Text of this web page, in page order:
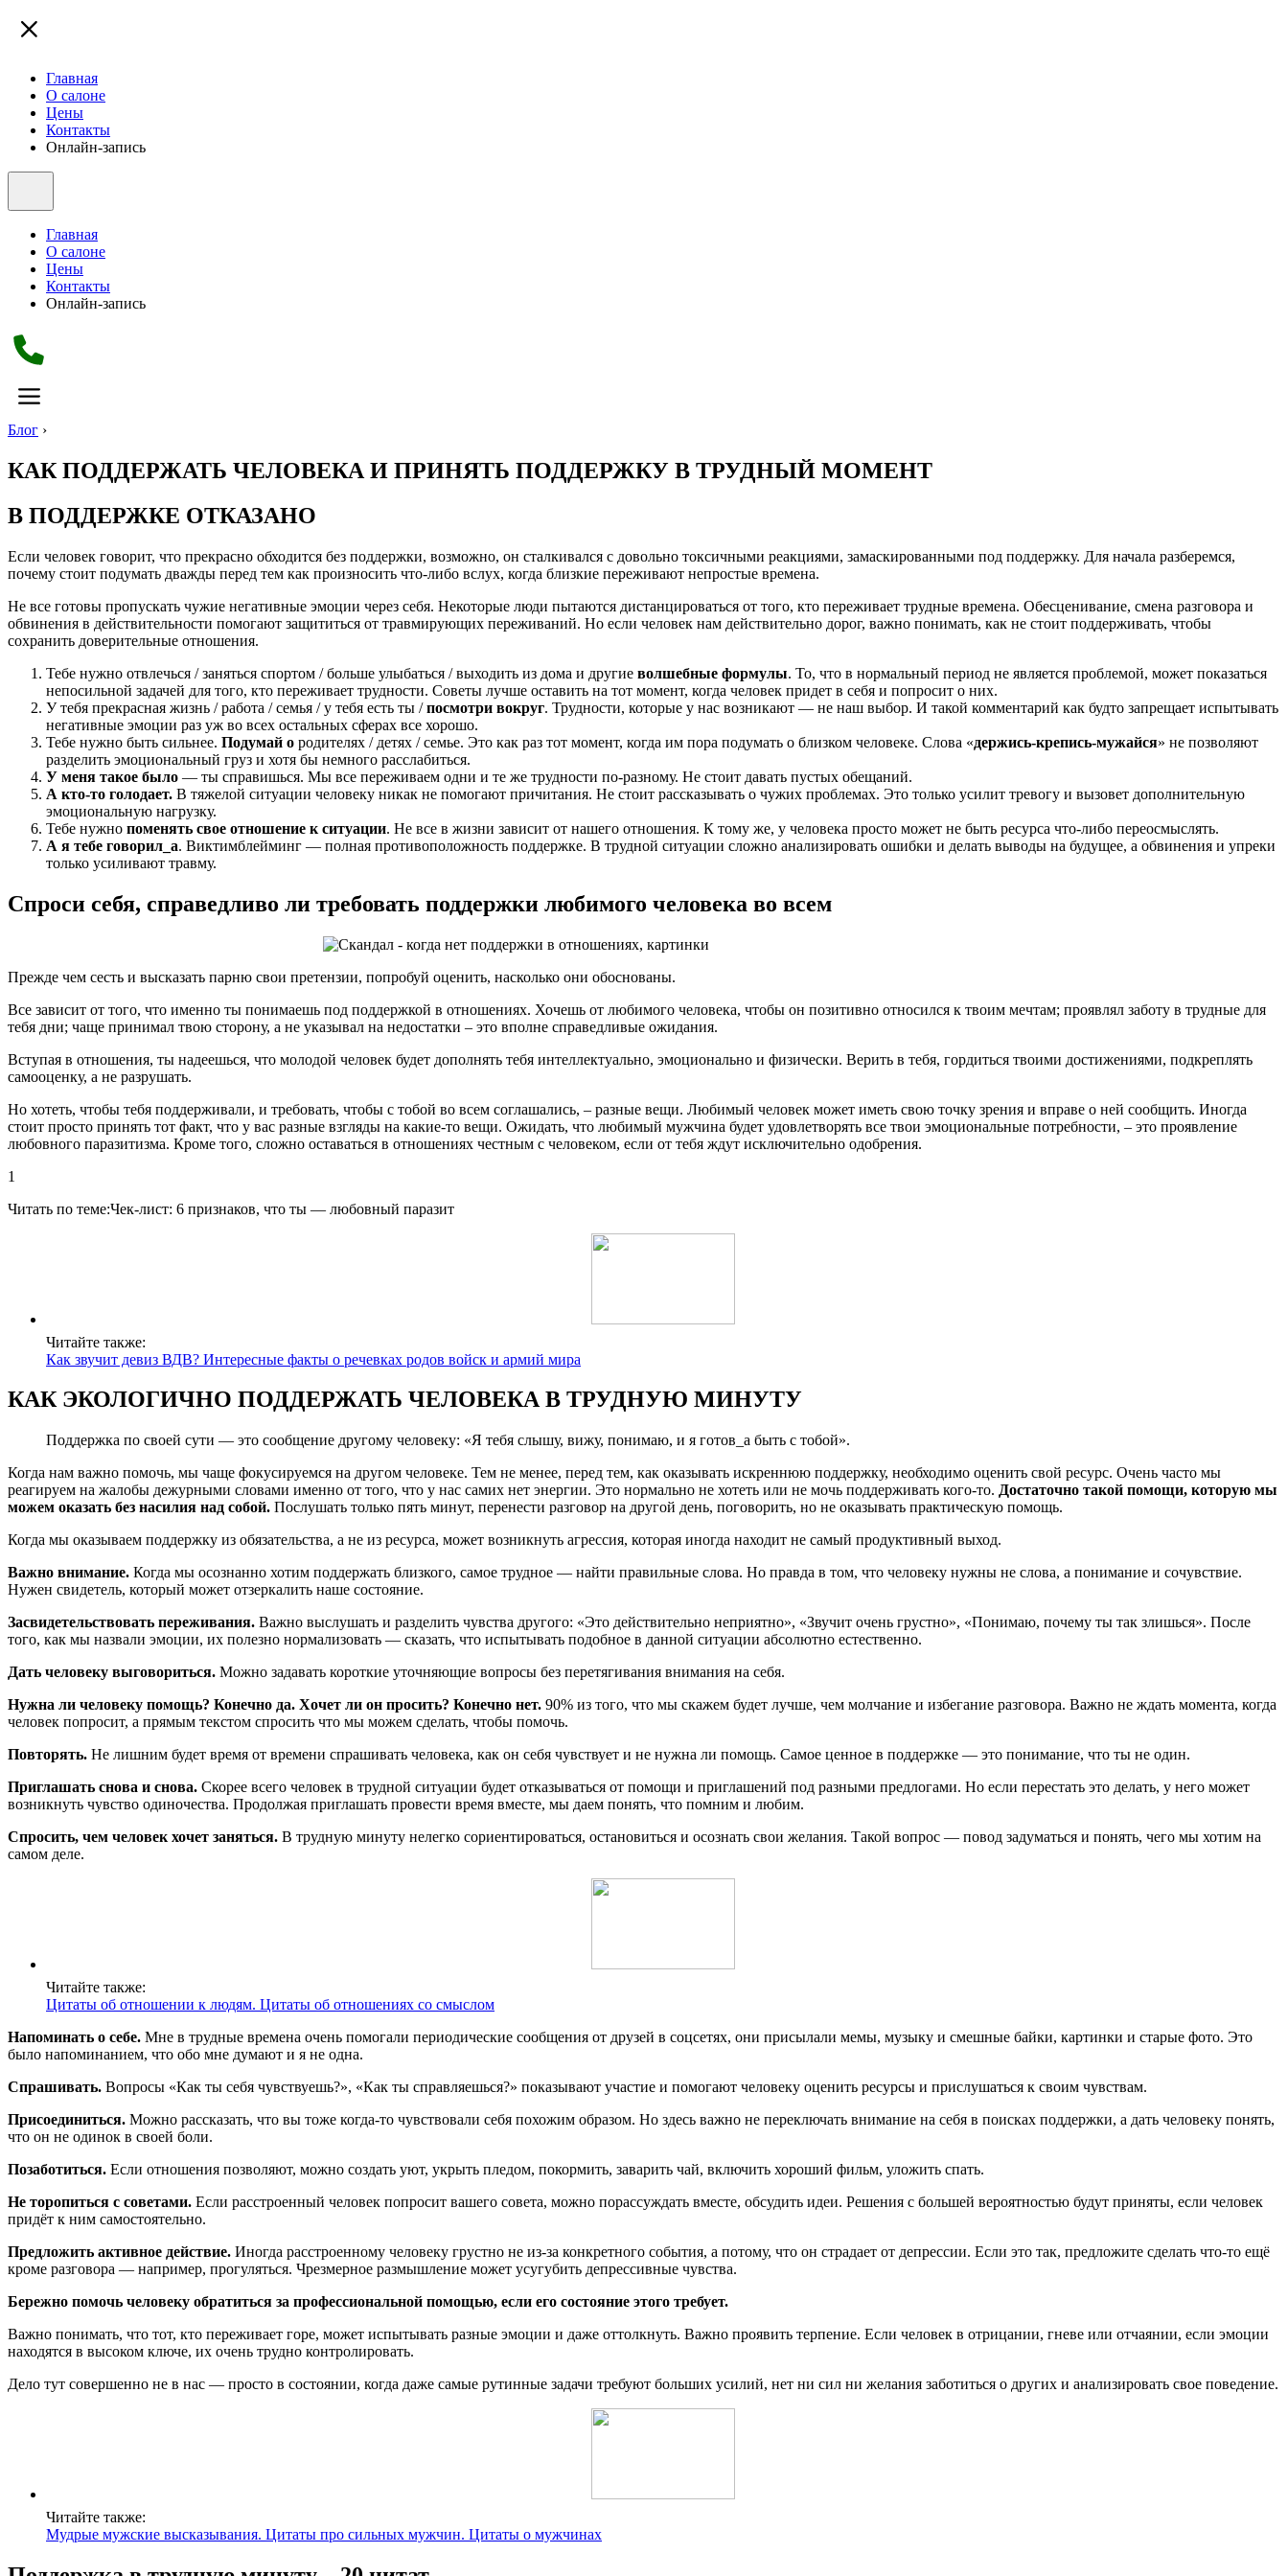
Главная
О салоне
Цены
Контакты
Онлайн-запись
Главная
О салоне
Цены
Контакты
Онлайн-запись
Блог ›
КАК ПОДДЕРЖАТЬ ЧЕЛОВЕКА И ПРИНЯТЬ ПОДДЕРЖКУ В ТРУДНЫЙ МОМЕНТ
В ПОДДЕРЖКЕ ОТКАЗАНО
Если человек говорит, что прекрасно обходится без поддержки, возможно, он сталкивался с довольно токсичными реакциями, замаскированными под поддержку. Для начала разберемся,
почему стоит подумать дважды перед тем как произносить что-либо вслух, когда близкие переживают непростые времена.
Не все готовы пропускать чужие негативные эмоции через себя. Некоторые люди пытаются дистанцироваться от того, кто переживает трудные времена. Обесценивание, смена разговора и
обвинения в действительности помогают защититься от травмирующих переживаний. Но если человек нам действительно дорог, важно понимать, как не стоит поддерживать, чтобы
сохранить доверительные отношения.
Тебе нужно отвлечься / заняться спортом / больше улыбаться / выходить из дома и другие волшебные формулы. То, что в нормальный период не является проблемой, может показаться
непосильной задачей для того, кто переживает трудности. Советы лучше оставить на тот момент, когда человек придет в себя и попросит о них.
У тебя прекрасная жизнь / работа / семья / у тебя есть ты /посмотри вокруг. Трудности, которые у нас возникают — не наш выбор. И такой комментарий как будто запрещает испытывать
негативные эмоции раз уж во всех остальных сферах все хорошо.
Тебе нужно быть сильнее. Подумай о родителях / детях / семье. Это как раз тот момент, когда им пора подумать о близком человеке. Слова «держись-крепись-мужайся» не позволяют
разделить эмоциональный груз и хотя бы немного расслабиться.
У меня такое было — ты справишься. Мы все переживаем одни и те же трудности по-разному. Не стоит давать пустых обещаний.
А кто-то голодает. В тяжелой ситуации человеку никак не помогают причитания. Не стоит рассказывать о чужих проблемах. Это только усилит тревогу и вызовет дополнительную
эмоциональную нагрузку.
Тебе нужно поменять свое отношение к ситуации. Не все в жизни зависит от нашего отношения. К тому же, у человека просто может не быть ресурса что-либо переосмыслять.
А я тебе говорил_а. Виктимблейминг — полная противоположность поддержке. В трудной ситуации сложно анализировать ошибки и делать выводы на будущее, а обвинения и упреки
только усиливают травму.
Спроси себя, справедливо ли требовать поддержки любимого человека во всем
Прежде чем сесть и высказать парню свои претензии, попробуй оценить, насколько они обоснованы.
Все зависит от того, что именно ты понимаешь под поддержкой в отношениях. Хочешь от любимого человека, чтобы он позитивно относился к твоим мечтам; проявлял заботу в трудные для
тебя дни; чаще принимал твою сторону, а не указывал на недостатки – это вполне справедливые ожидания.
Вступая в отношения, ты надеешься, что молодой человек будет дополнять тебя интеллектуально, эмоционально и физически. Верить в тебя, гордиться твоими достижениями, подкреплять
самооценку, а не разрушать.
Но хотеть, чтобы тебя поддерживали, и требовать, чтобы с тобой во всем соглашались, – разные вещи. Любимый человек может иметь свою точку зрения и вправе о ней сообщить. Иногда
стоит просто принять тот факт, что у вас разные взгляды на какие-то вещи. Ожидать, что любимый мужчина будет удовлетворять все твои эмоциональные потребности, – это проявление
любовного паразитизма. Кроме того, сложно оставаться в отношениях честным с человеком, если от тебя ждут исключительно одобрения.
1
Читать по теме:Чек-лист: 6 признаков, что ты — любовный паразит
Читайте также:
Как звучит девиз ВДВ? Интересные факты о речевках родов войск и армий мира
КАК ЭКОЛОГИЧНО ПОДДЕРЖАТЬ ЧЕЛОВЕКА В ТРУДНУЮ МИНУТУ
Поддержка по своей сути — это сообщение другому человеку: «Я тебя слышу, вижу, понимаю, и я готов_а быть с тобой».
Когда нам важно помочь, мы чаще фокусируемся на другом человеке. Тем не менее, перед тем, как оказывать искреннюю поддержку, необходимо оценить свой ресурс. Очень часто мы
реагируем на жалобы дежурными словами именно от того, что у нас самих нет энергии. Это нормально не хотеть или не мочь поддерживать кого-то. Достаточно такой помощи, которую мы
можем оказать без насилия над собой. Послушать только пять минут, перенести разговор на другой день, поговорить, но не оказывать практическую помощь.
Когда мы оказываем поддержку из обязательства, а не из ресурса, может возникнуть агрессия, которая иногда находит не самый продуктивный выход.
Важно внимание. Когда мы осознанно хотим поддержать близкого, самое трудное — найти правильные слова. Но правда в том, что человеку нужны не слова, а понимание и сочувствие.
Нужен свидетель, который может отзеркалить наше состояние.
Засвидетельствовать переживания. Важно выслушать и разделить чувства другого: «Это действительно неприятно», «Звучит очень грустно», «Понимаю, почему ты так злишься». После
того, как мы назвали эмоции, их полезно нормализовать — сказать, что испытывать подобное в данной ситуации абсолютно естественно.
Дать человеку выговориться. Можно задавать короткие уточняющие вопросы без перетягивания внимания на себя.
Нужна ли человеку помощь? Конечно да. Хочет ли он просить? Конечно нет. 90% из того, что мы скажем будет лучше, чем молчание и избегание разговора. Важно не ждать момента, когда
человек попросит, а прямым текстом спросить что мы можем сделать, чтобы помочь.
Повторять. Не лишним будет время от времени спрашивать человека, как он себя чувствует и не нужна ли помощь. Самое ценное в поддержке — это понимание, что ты не один.
Приглашать снова и снова. Скорее всего человек в трудной ситуации будет отказываться от помощи и приглашений под разными предлогами. Но если перестать это делать, у него может
возникнуть чувство одиночества. Продолжая приглашать провести время вместе, мы даем понять, что помним и любим.
Спросить, чем человек хочет заняться. В трудную минуту нелегко сориентироваться, остановиться и осознать свои желания. Такой вопрос — повод задуматься и понять, чего мы хотим на
самом деле.
Читайте также:
Цитаты об отношении к людям. Цитаты об отношениях со смыслом
Напоминать о себе. Мне в трудные времена очень помогали периодические сообщения от друзей в соцсетях, они присылали мемы, музыку и смешные байки, картинки и старые фото. Это
было напоминанием, что обо мне думают и я не одна.
Спрашивать. Вопросы «Как ты себя чувствуешь?», «Как ты справляешься?» показывают участие и помогают человеку оценить ресурсы и прислушаться к своим чувствам.
Присоединиться. Можно рассказать, что вы тоже когда-то чувствовали себя похожим образом. Но здесь важно не переключать внимание на себя в поисках поддержки, а дать человеку понять,
что он не одинок в своей боли.
Позаботиться. Если отношения позволяют, можно создать уют, укрыть пледом, покормить, заварить чай, включить хороший фильм, уложить спать.
Не торопиться с советами. Если расстроенный человек попросит вашего совета, можно порассуждать вместе, обсудить идеи. Решения с большей вероятностью будут приняты, если человек
придёт к ним самостоятельно.
Предложить активное действие. Иногда расстроенному человеку грустно не из-за конкретного события, а потому, что он страдает от депрессии. Если это так, предложите сделать что-то ещё
кроме разговора — например, прогуляться. Чрезмерное размышление может усугубить депрессивные чувства.
Бережно помочь человеку обратиться за профессиональной помощью, если его состояние этого требует.
Важно понимать, что тот, кто переживает горе, может испытывать разные эмоции и даже оттолкнуть. Важно проявить терпение. Если человек в отрицании, гневе или отчаянии, если эмоции
находятся в высоком ключе, их очень трудно контролировать.
Дело тут совершенно не в нас — просто в состоянии, когда даже самые рутинные задачи требуют больших усилий, нет ни сил ни желания заботиться о других и анализировать свое поведение.
Читайте также:
Мудрые мужские высказывания. Цитаты про сильных мужчин. Цитаты о мужчинах